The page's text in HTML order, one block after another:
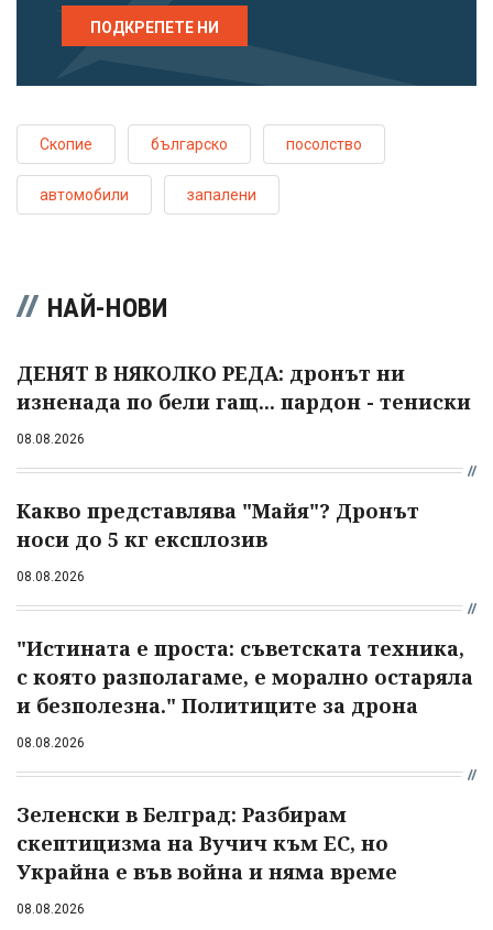
ПОДКРЕПЕТЕ НИ
Скопие българско посолство
автомобили запалени
НАЙ-НОВИ
ДЕНЯТ В НЯКОЛКО РЕДА: дронът ни
изненада по бели гащ... пардон - тениски
08.08.2026
Какво представлява "Майя"? Дронът
носи до 5 кг експлозив
08.08.2026
"Истината е проста: съветската техника,
с която разполагаме, е морално остаряла
и безполезна." Политиците за дрона
08.08.2026
Зеленски в Белград: Разбирам
скептицизма на Вучич към ЕС, но
Украйна е във война и няма време
08.08.2026